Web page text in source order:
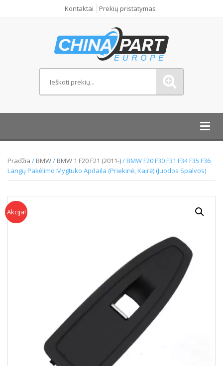
Kontaktai Prekių pristatymas
Pradžia / BMW/ BMW 1 F20 F21 (2011-)/ BMW F20 F30 F31 F34 F35 F36
Langų Pakėlimo Mygtuko Apdaila (Priekinė, Kairė) (Juodos Spalvos)
Akcija!